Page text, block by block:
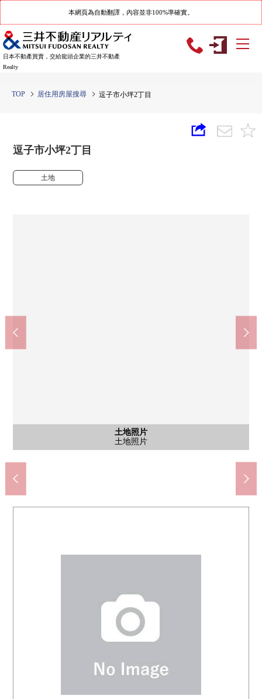
本網頁為自動翻譯，內容並非100%準確實。
日本不動產買賣，交給龍頭企業的三井不動產
Realty
TOP 居住用房屋搜尋 逗子市小坪2丁目
逗子市小坪2丁目
土地
土地照片
土地照片
土地照片
土地照片
土地照片
土地照片
土地照片
土地照片
土地照片
土地照片
土地照片
土地照片
含有前面道路的外觀
前面道路
土地照片
土地照片
含有前面道路的外觀
前面道路
土地照片
土地照片
含有前面道路的外觀
前面道路
土地照片
土地照片
含有前面道路的外觀
前面道路
全家便利店逗子小坪店(約260m)
步行10分鐘的營業時間是從6:00到24:00。
Create Ｓ·Ｄ逗子久木店(約1420m)
步行18分鐘。
額田紀念醫院(約1480m)
步行19分鐘。
步行10分鐘。郵件窗口平日從9:00到17:00儲蓄窗口平日9:00～
16:00ATM平日從9:00到17:30星期六從9:00到12:30保險窗口平日從
9:00到16:00
逗子市立小坪小學(約500m)
步行7分鐘。學校教育目標是"心hirokutakumashikukiraritokagayaku
小坪人"。在HP，學校dayorigago可以看。
逗子市立久木中學(約2270m)
步行27分鐘。
湘南紀念小坪診所(約270m)
步行4分鐘。